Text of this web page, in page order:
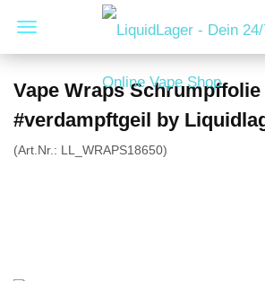
Vape Wraps Schrumpffolie
#verdampftgeil by
(Art.Nr.: LL_WRAPS18650)